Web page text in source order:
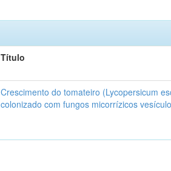
Título
Crescimento do tomateiro (Lycopersicum
colonizado com fungos micorrízicos